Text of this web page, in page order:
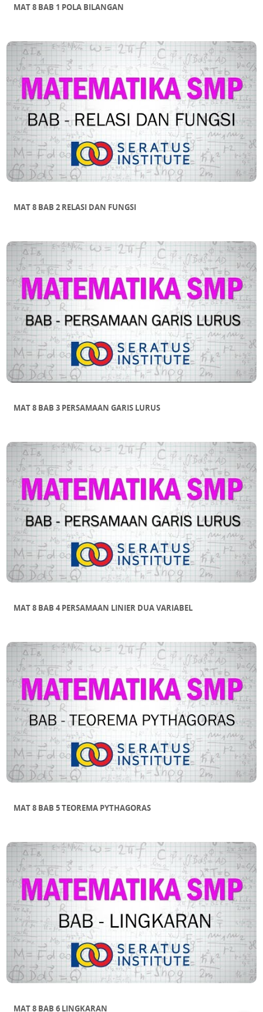
MAT 8 BAB 1 POLA BILANGAN
MAT 8 BAB 2 RELASI DAN FUNGSI
MAT 8 BAB 3 PERSAMAAN GARIS LURUS
MAT 8 BAB 4 PERSAMAAN LINIER DUA VARIABEL
MAT 8 BAB 5 TEOREMA PYTHAGORAS
MAT 8 BAB 6 LINGKARAN